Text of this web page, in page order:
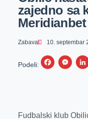
zajedno sa
Meridianbet
Zabava 10. septembar
Podeli:
F
b
M
e
Fudbalski klub